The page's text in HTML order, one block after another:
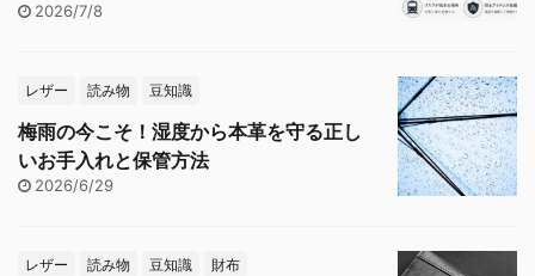
2026/7/8
レザー 読み物 豆知識
梅雨の今こそ！湿度から本革を守る正し
いお手入れと保管方法
2026/6/29
レザー 読み物 豆知識 財布